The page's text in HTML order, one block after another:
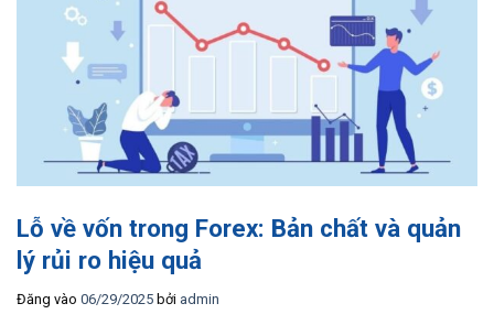
Lỗ về vốn trong Forex: Bản chất và quản
lý rủi ro hiệu quả
Đăng vào 06/29/2025 bởi admin